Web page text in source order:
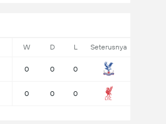
W D L Seterusnya
0 0 0
0 0 0